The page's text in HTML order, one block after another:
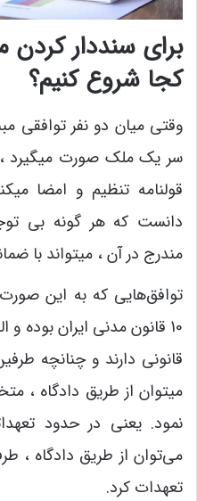
برای سنددار کردن
کجا شروع کنیم؟
وقتی میان دو نفر توافقی
سر یک ملک صورت میگیرد ،
قولنامه تنظیم و امضا
دانست که هر گونه بی
مندرج در آن ، میتواند با
توافق‌هایی که به این
10 قانون مدنی ایران بوده و
قانونی دارند و چنانچه
میتوان از طریق دادگاه ،
نمود. یعنی در حدود
می‌توان از طریق دادگاه ،
تعهدات کرد.